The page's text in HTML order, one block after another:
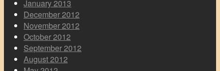
January 2013
December 2012
November 2012
October 2012
September 2012
August 2012